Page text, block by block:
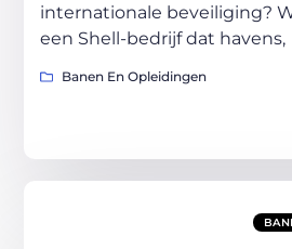
internationale beveiliging?
een Shell-bedrijf dat havens,
Banen En Opleidingen